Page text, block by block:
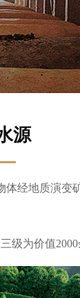
源
经地质演
为价值